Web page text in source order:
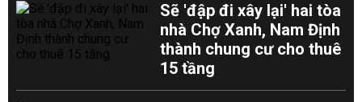
Sẽ 'đập đi xây lại' hai tòa
nhà Chợ Xanh, Nam Định
thành chung cư cho thuê
15 tầng